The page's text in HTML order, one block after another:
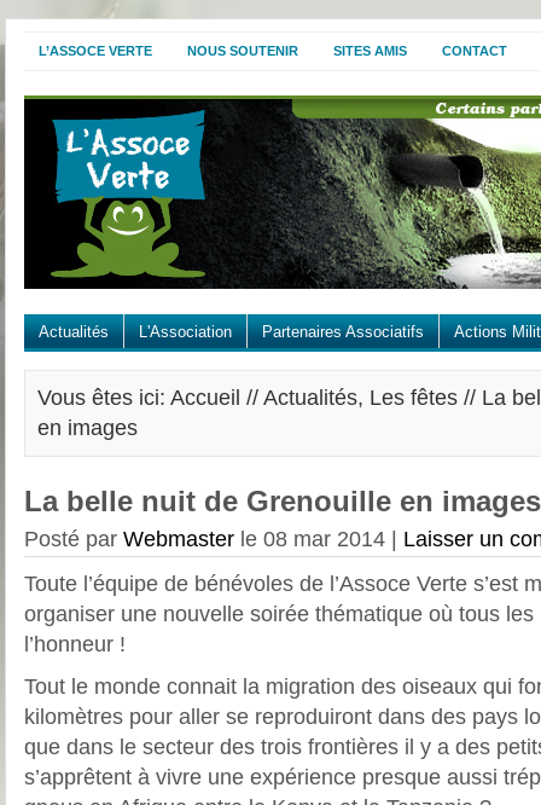
L’ASSOCE VERTE NOUS SOUTENIR SITES AMIS CONTACT
Actualités L'Association Partenaires Associatifs Actions
Vous êtes ici: Accueil // Actualités, Les fêtes // La
en images
La belle nuit de Grenouille en images
Posté par Webmaster le 08 mar 2014 | Laisser un
Toute l’équipe de bénévoles de l’Assoce Verte s’est
organiser une nouvelle soirée thématique où tous
l’honneur !
Tout le monde connait la migration des oiseaux qui
kilomètres pour aller se reproduiront dans des pays
que dans le secteur des trois frontières il y a des
s’apprêtent à vivre une expérience presque aussi